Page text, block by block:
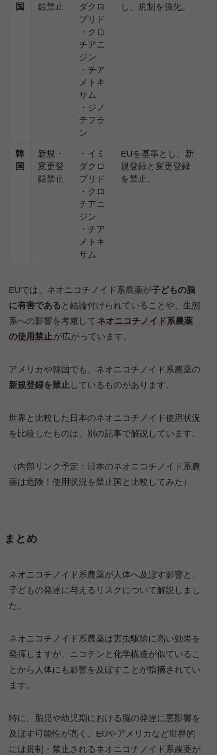
国
録禁止
ダクロ
プリド
・クロ
チアニ
ジン
・チア
メトキ
サム
・ジノ
テフラ
ン
し、規制を強化。
韓
国
新規・
変更登
録禁止
・イミ
ダクロ
プリド
・クロ
チアニ
ジン
・チア
メトキ
サム
EUを基準とし、新
規登録と変更登録
を禁止。
EUでは、ネオニコチノイド系農薬が子どもの脳
に有害である と結論付けられていることや、生態
系への影響を考慮して ネオニコチノイド系農薬
の使用禁止が広がっています。
アメリカや韓国でも、ネオニコチノイド系農薬の
新規登録を禁止しているものがあります。
世界と比較した日本のネオニコチノイド使用状況
を比較したものは、別の記事で解説しています。
（内部リンク予定：日本のネオニコチノイド系農
薬は危険！使用状況を禁止国と比較してみた）
まとめ
ネオニコチノイド系農薬が人体へ及ぼす影響と、
子どもの発達に与えるリスクについて解説しまし
た。
ネオニコチノイド系農薬は害虫駆除に高い効果を
発揮しますが、ニコチンと化学構造が似ているこ
とから人体にも影響を及ぼすことが指摘されてい
ます。
特に、胎児や幼児期における脳の発達に悪影響を
及ぼす可能性が高く、EUやアメリカなど世界的
には規制・禁止されるネオニコチノイド系農薬が